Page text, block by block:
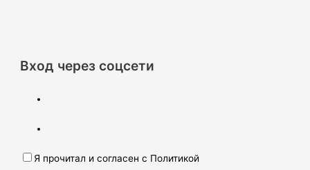
Вход через соцсети
Я прочитал и согласен с Политикой